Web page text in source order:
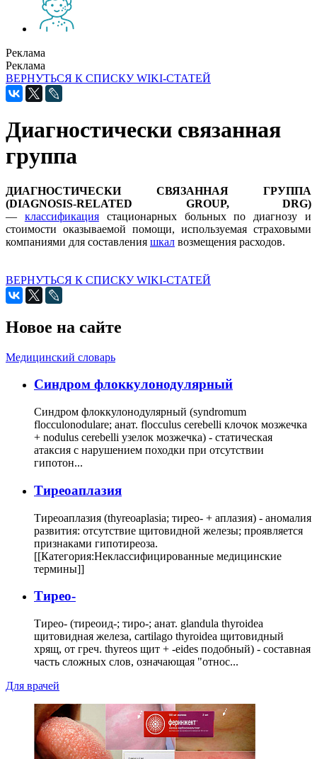
Реклама
Реклама
ВЕРНУТЬСЯ К СПИСКУ WIKI-СТАТЕЙ
Диагностически связанная
группа
ДИАГНОСТИЧЕСКИ СВЯЗАННАЯ ГРУППА
(DIAGNOSIS-RELATED GROUP, DRG)
— классификациястационарных больных по диагнозу и
стоимости оказываемой помощи, используемая страховыми
компаниями для составления шкал возмещения расходов.
ВЕРНУТЬСЯ К СПИСКУ WIKI-СТАТЕЙ
Новое на сайте
Медицинский словарь
Cиндром флоккулонодулярный
Синдром флоккулонодулярный (syndromum
flocculonodulare; анат. flocculus cerebelli клочок мозжечка
+ nodulus cerebelli узелок мозжечка) - статическая
атаксия с нарушением походки при отсутствии
гипотон...
Тиреоаплазия
Тиреоаплазия (thyreoaplasia; тирео- + аплазия) - аномалия
развития: отсутствие щитовидной железы; проявляется
признаками гипотиреоза.
[[Категория:Неклассифицированные медицинские
термины]]
Тирео-
Тирео- (тиреоид-; тиро-; анат. glandula thyroidea
щитовидная железа, cartilago thyroidea щитовидный
хрящ, от греч. thyreos щит + -eides подобный) - составная
часть сложных слов, означающая "относ...
Для врачей